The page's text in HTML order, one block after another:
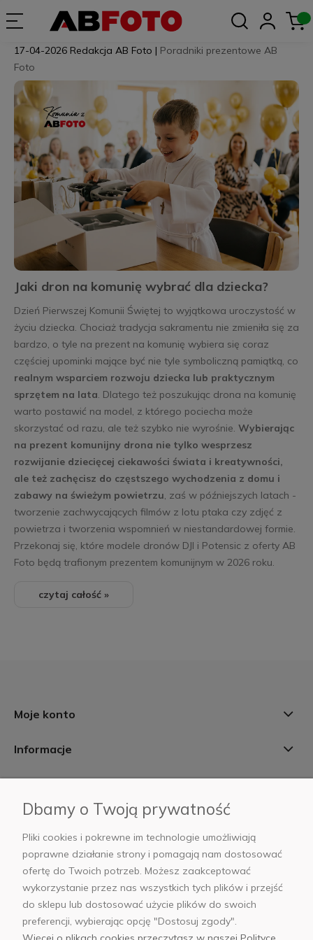
Jaki dron na komunię wybrać dla dziecka?
17-04-2026 Redakcja AB Foto | Poradniki prezentowe AB
Foto
Dzień Pierwszej Komunii Świętej to wyjątkowa uroczystość w
życiu dziecka. Chociaż tradycja sakramentu nie zmieniła się za
bardzo, o tyle na prezent na komunię wybiera się coraz
częściej upominki mające być nie tyle symboliczną pamiątką, co
realnym wsparciem rozwoju dziecka lub praktycznym
sprzętem na lata. Dlatego też poszukując drona na komunię
warto postawić na model, z którego pociecha może
skorzystać od razu, ale też szybko nie wyrośnie. Wybierając
na prezent komunijny drona nie tylko wesprzesz
rozwijanie dziecięcej ciekawości świata i kreatywności,
ale też zachęcisz do częstszego wychodzenia z domu i
zabawy na świeżym powietrzu, zaś w późniejszych latach -
tworzenie zachwycających filmów z lotu ptaka czy zdjęć z
powietrza i tworzenia wspomnień w niestandardowej formie.
Przekonaj się, które modele dronów DJI i Potensic z oferty AB
Foto będą trafionym prezentem komunijnym w 2026 roku.
czytaj całość »
Moje konto
Informacje
AB Foto
sklep@abfoto.pl
+48 797 971 275
Dbamy o Twoją prywatność
Pliki cookies i pokrewne im technologie umożliwiają
poprawne działanie strony i pomagają nam dostosować
ofertę do Twoich potrzeb. Możesz zaakceptować
wykorzystanie przez nas wszystkich tych plików i przejść
do sklepu lub dostosować użycie plików do swoich
preferencji, wybierając opcję "Dostosuj zgody".